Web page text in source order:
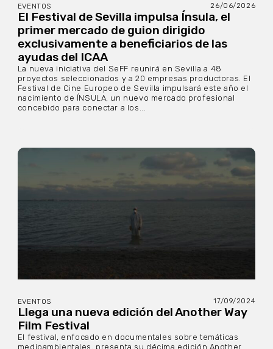
EVENTOS 26/06/2026
El Festival de Sevilla impulsa Ínsula, el
primer mercado de guion dirigido
exclusivamente a beneficiarios de las
ayudas del ICAA
La nueva iniciativa del SeFF reunirá en Sevilla a 48
proyectos seleccionados y a 20 empresas productoras. El
Festival de Cine Europeo de Sevilla impulsará este año el
nacimiento de ÍNSULA, un nuevo mercado profesional
concebido para conectar a los...
EVENTOS 17/09/2024
Llega una nueva edición del Another Way
Film Festival
El festival, enfocado en documentales sobre temáticas
medioambientales, presenta su décima edición Another